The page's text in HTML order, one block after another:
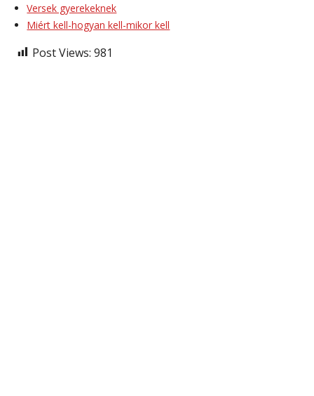
Versek gyerekeknek
Miért kell-hogyan kell-mikor kell
Post Views: 981